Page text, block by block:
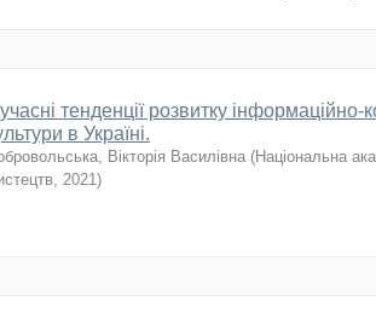
тенденції розвитку інформаційно-
в Україні.
Вікторія Василівна (Національна
, 2021)